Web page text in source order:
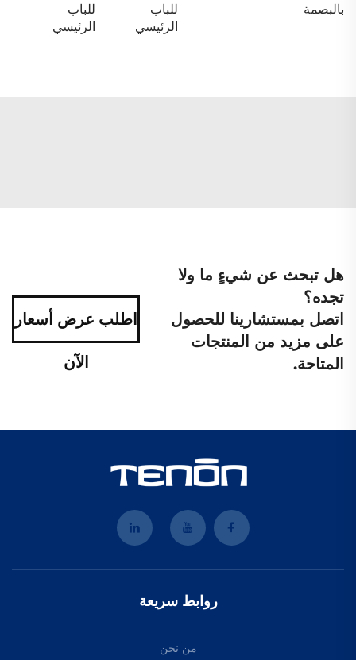
بالبصمة
للباب
الرئيسي
للباب
الرئيسي
هل تبحث عن شيءٍ ما ولا
تجده؟
اتصل بمستشارينا للحصول
على مزيد من المنتجات
المتاحة.
اطلب عرض أسعار
الآن
روابط سريعة
من نحن